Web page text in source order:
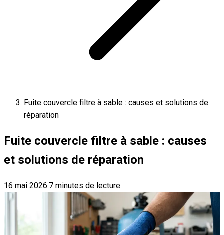
Fuite couvercle filtre à sable : causes et solutions de
réparation
Fuite couvercle filtre à sable : causes
et solutions de réparation
16 mai 2026·7 minutes de lecture